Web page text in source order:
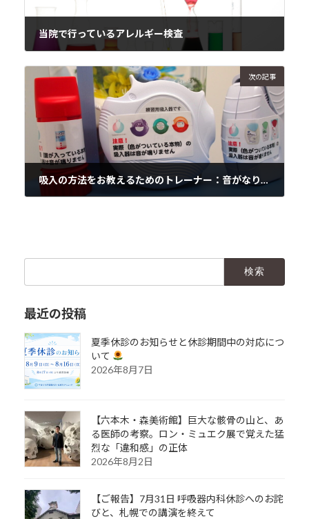
当院で行っているアレルギー検査
次の記事
吸入の方法をお教えるためのトレーナー：音がなります
最近の投稿
夏季休診のお知らせと休診期間中の対応につ
いて
2026年8月7日
【六本木・森美術館】巨大な骸骨の山と、あ
る医師の考察。ロン・ミュエク展で覚えた猛
烈な「違和感」の正体
2026年8月2日
【ご報告】7月31日 呼吸器内科休診へのお詫
びと、札幌での講演を終えて